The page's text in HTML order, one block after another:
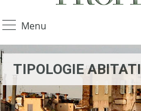
Menu
TIPOLOGIE